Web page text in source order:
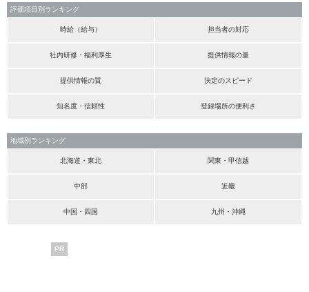
評価項目別ランキング
時給（給与） 担当者の対応
社内研修・福利厚生 提供情報の量
提供情報の質 決定のスピード
知名度・信頼性 登録場所の便利さ
地域別ランキング
北海道・東北 関東・甲信越
中部 近畿
中国・四国 九州・沖縄
PR